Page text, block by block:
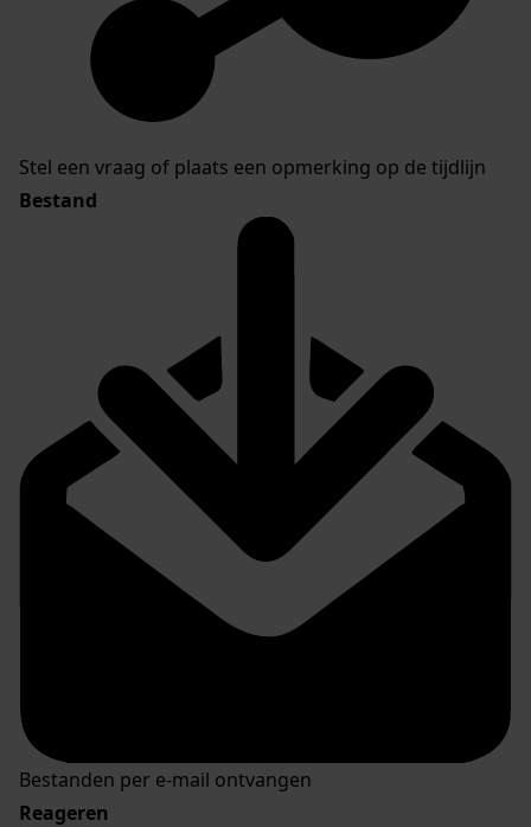
Stel een vraag of plaats een opmerking op de tijdlijn
Bestand
Bestanden per e-mail ontvangen
Reageren